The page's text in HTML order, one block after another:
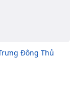
Đông Thủ